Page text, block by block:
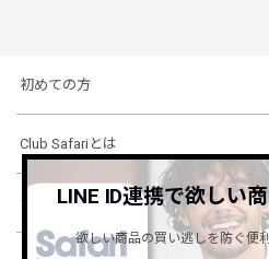
初めての方
Club Safariとは
ショッピングガイド
LINE ID連携で欲しい
欲しい商品の買い逃しを防ぐ便